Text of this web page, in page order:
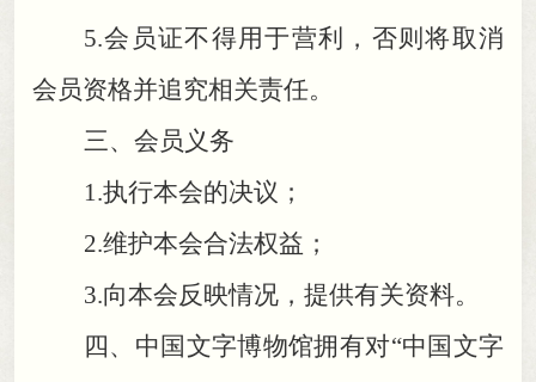
5.会员证不得用于营利 ， 否则将取消
会员资格并追究相关责任。
三、会员义务
1.执行本会的决议 ；
2.维护本会合法权益 ；
3.向本会反映情况 ， 提供有关资料。
四、中国文字博物馆拥有对“中国文字